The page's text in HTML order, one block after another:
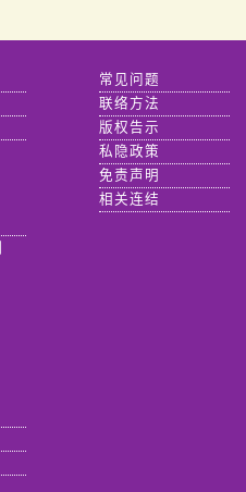
常见问题
联络方法
版权告示
私隐政策
免责声明
相关连结